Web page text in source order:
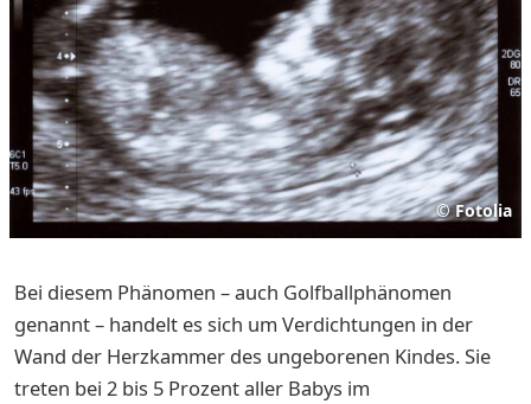
© Fotolia
Bei diesem Phänomen – auch Golfballphänomen
genannt – handelt es sich um Verdichtungen in der
Wand der Herzkammer des ungeborenen Kindes. Sie
treten bei 2 bis 5 Prozent aller Babys im